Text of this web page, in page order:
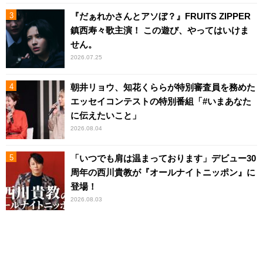
『だぁれかさんとアソぼ？』FRUITS ZIPPER
鎮西寿々歌主演！ この遊び、やってはいけま
せん。
2026.07.25
朝井リョウ、知花くららが特別審査員を務めた
エッセイコンテストの特別番組「#いまあなた
に伝えたいこと」
2026.08.04
「いつでも肩は温まっております」デビュー30
周年の西川貴教が『オールナイトニッポン』に
登場！
2026.08.03